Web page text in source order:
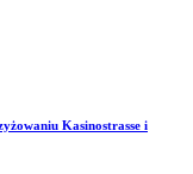
Kasinostrasse i